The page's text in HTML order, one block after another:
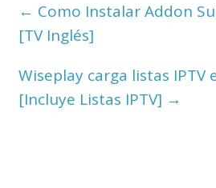
← Como Instalar Addon
[TV Inglés]
Wiseplay carga listas IPTV
[Incluye Listas IPTV] →